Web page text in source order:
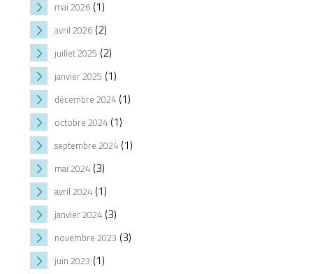
mai 2026(1)
avril 2026(2)
juillet 2025 (2)
janvier 2025 (1)
décembre 2024(1)
octobre 2024(1)
septembre 2024(1)
mai 2024(3)
avril 2024(1)
janvier 2024(3)
novembre 2023 (3)
juin 2023 (1)